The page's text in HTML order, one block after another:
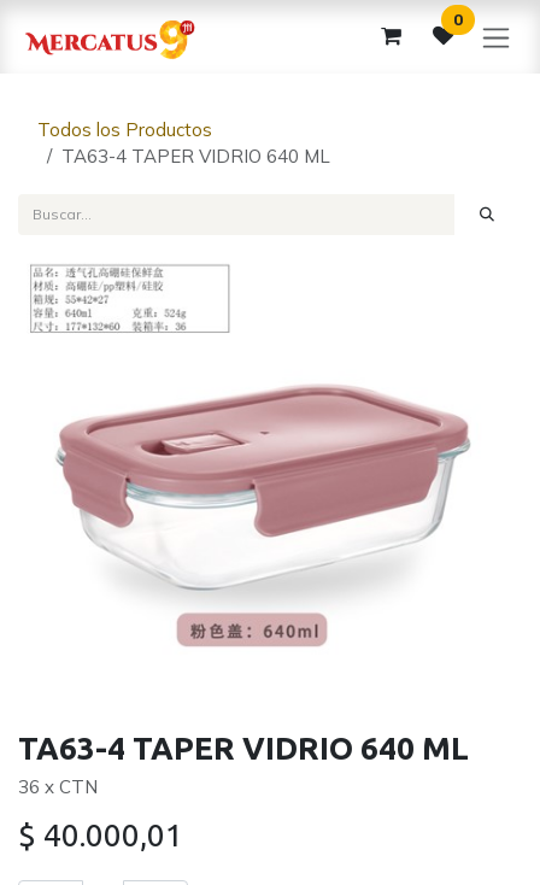
0
Todos los Productos
TA63-4 TAPER VIDRIO 640 ML
TA63-4 TAPER VIDRIO 640 ML
36 x CTN
$ 40.000,01